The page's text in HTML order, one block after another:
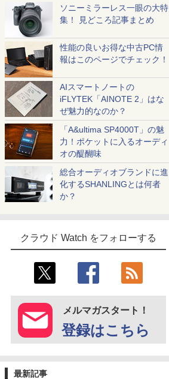
ソニーミラーレス一眼の大特
集！ 見どころ記事まとめ
性能の良いお得な中古PC情
報はこのページでチェック！
AIスマートノートの
iFLYTEK「AINOTE 2」はな
ぜ魅力的なのか？
「A&ultima SP4000T」の魅
力！ポケットに入るオーディ
オの醍醐味
総合オーディオブランドに進
化するSHANLINGとは何者
か？
クラウド Watch をフォローする
メルマガスタート！
登録はこちら
最新記事